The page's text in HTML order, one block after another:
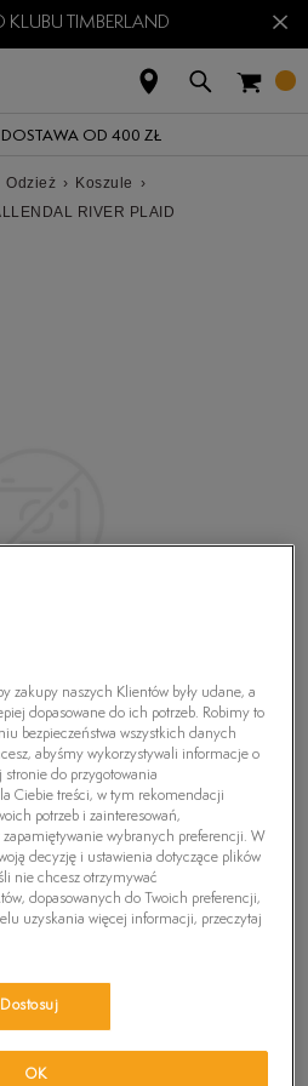
TIMBERLAND ×
OD 400 ZŁ
Odzież › Koszule ›
RIVER PLAID
LS ALLENDAL RIVER
zakupy naszych Klientów były udane, a
dopasowane do ich potrzeb. Robimy to
bezpieczeństwa wszystkich danych
abyśmy wykorzystywali informacje o
stronie do przygotowania
Ciebie treści, w tym rekomendacji
potrzeb i zainteresowań,
wybranych preferencji. W
decyzję i ustawienia dotyczące plików
nie chcesz otrzymywać
dopasowanych do Twoich preferencji,
uzyskania więcej informacji, przeczytaj
Dostosuj
OK